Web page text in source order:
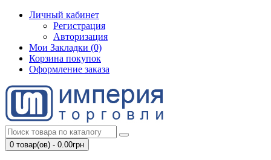
Личный кабинет
Регистрация
Авторизация
Мои Закладки (0)
Корзина покупок
Оформление заказа
0 товар(ов) - 0.00грн